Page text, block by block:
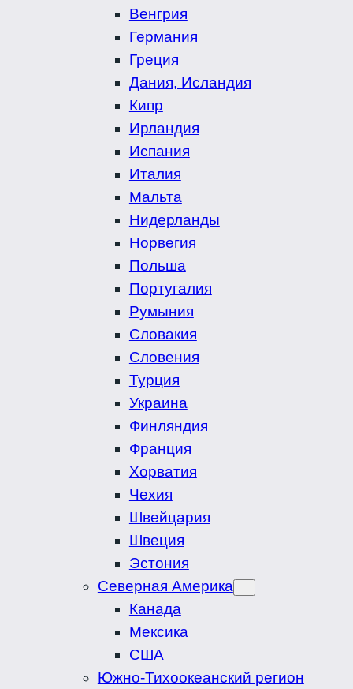
Венгрия
Германия
Греция
Дания, Исландия
Кипр
Ирландия
Испания
Италия
Мальта
Нидерланды
Норвегия
Польша
Португалия
Румыния
Словакия
Словения
Турция
Украина
Финляндия
Франция
Хорватия
Чехия
Швейцария
Швеция
Эстония
Северная Америка
Канада
Мексика
США
Южно-Тихоокеанский регион